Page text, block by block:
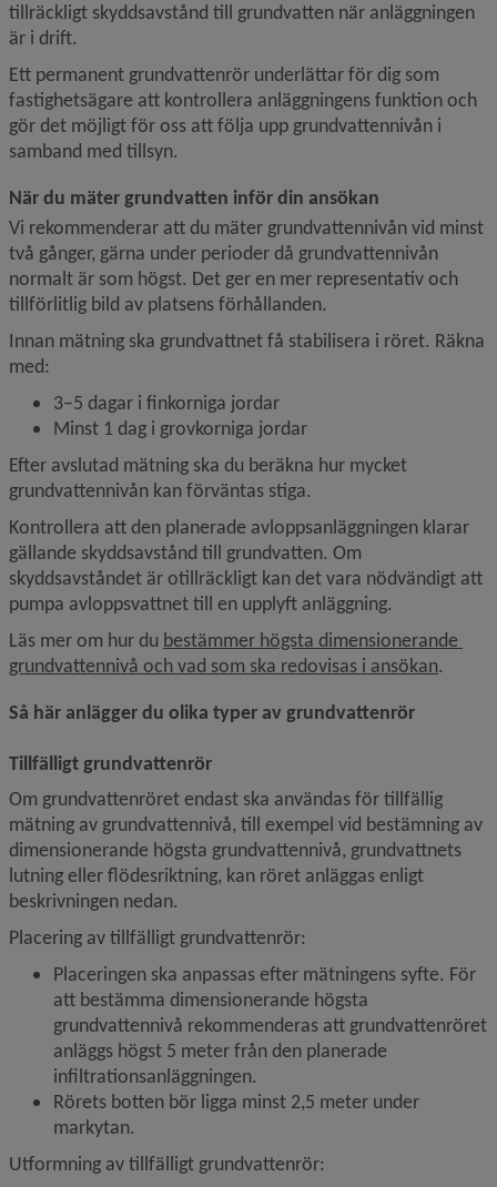
tillräckligt skyddsavstånd till grundvatten när anläggningen
är i drift.
Ett permanent grundvattenrör underlättar för dig som
fastighetsägare att kontrollera anläggningens funktion och
gör det möjligt för oss att följa upp grundvattennivån i
samband med tillsyn.
När du mäter grundvatten inför din ansökan
Vi rekommenderar att du mäter grundvattennivån vid minst
två gånger, gärna under perioder då grundvattennivån
normalt är som högst. Det ger en mer representativ och
tillförlitlig bild av platsens förhållanden.
Innan mätning ska grundvattnet få stabilisera i röret. Räkna
med:
3–5 dagar i finkorniga jordar
Minst 1 dag i grovkorniga jordar
Efter avslutad mätning ska du beräkna hur mycket
grundvattennivån kan förväntas stiga.
Kontrollera att den planerade avloppsanläggningen klarar
gällande skyddsavstånd till grundvatten. Om
skyddsavståndet är otillräckligt kan det vara nödvändigt att
pumpa avloppsvattnet till en upplyft anläggning.
Läs mer om hur du bestämmer högsta dimensionerande
grundvattennivå och vad som ska redovisas i ansökan.
Så här anlägger du olika typer av grundvattenrör
Tillfälligt grundvattenrör
Om grundvattenröret endast ska användas för tillfällig
mätning av grundvattennivå, till exempel vid bestämning av
dimensionerande högsta grundvattennivå, grundvattnets
lutning eller flödesriktning, kan röret anläggas enligt
beskrivningen nedan.
Placering av tillfälligt grundvattenrör:
Placeringen ska anpassas efter mätningens syfte. För
att bestämma dimensionerande högsta
grundvattennivå rekommenderas att grundvattenröret
anläggs högst 5 meter från den planerade
infiltrationsanläggningen.
Rörets botten bör ligga minst 2,5 meter under
markytan.
Utformning av tillfälligt grundvattenrör: